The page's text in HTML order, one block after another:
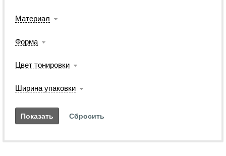
Материал
Форма
Цвет тонировки
Ширина упаковки